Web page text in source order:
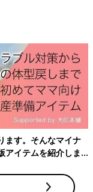
いアイテム、知っ